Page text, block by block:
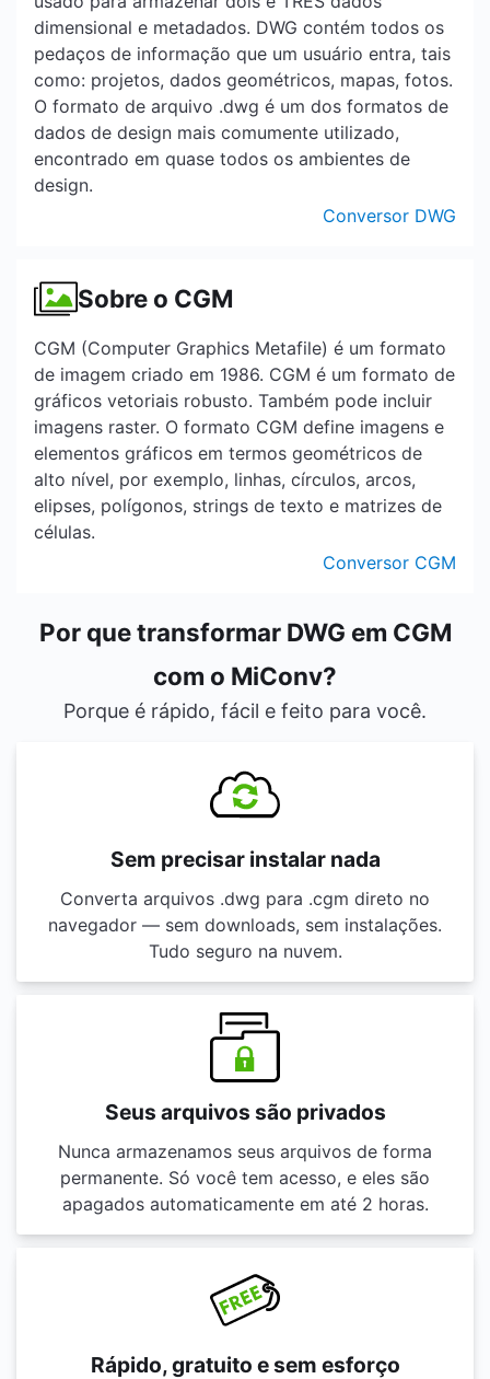
dimensional e metadados. DWG contém todos os
pedaços de informação que um usuário entra, tais
como: projetos, dados geométricos, mapas, fotos.
O formato de arquivo .dwg é um dos formatos de
dados de design mais comumente utilizado,
encontrado em quase todos os ambientes de
design.
Conversor DWG
Sobre o CGM
CGM (Computer Graphics Metafile) é um formato
de imagem criado em 1986. CGM é um formato de
gráficos vetoriais robusto. Também pode incluir
imagens raster. O formato CGM define imagens e
elementos gráficos em termos geométricos de
alto nível, por exemplo, linhas, círculos, arcos,
elipses, polígonos, strings de texto e matrizes de
células.
Conversor CGM
Por que transformar DWG em CGM
com o MiConv?
Porque é rápido, fácil e feito para você.
Sem precisar instalar nada
Converta arquivos .dwg para .cgm direto no
navegador — sem downloads, sem instalações.
Tudo seguro na nuvem.
Seus arquivos são privados
Nunca armazenamos seus arquivos de forma
permanente. Só você tem acesso, e eles são
apagados automaticamente em até 2 horas.
Rápido, gratuito e sem esforço